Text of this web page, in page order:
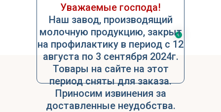
Уважаемые господа!
Наш завод, производящий
молочную продукцию, закрыт
на профилактику в период с 12
августа по 3 сентября 2024г.
Товары на сайте на этот
период сняты для заказа.
Приносим извинения за
доставленные неудобства.